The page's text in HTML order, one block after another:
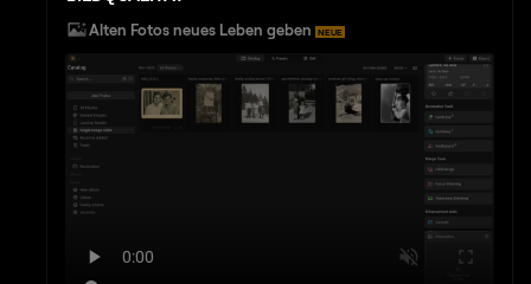
Alten Fotos neues Leben geben NEUE